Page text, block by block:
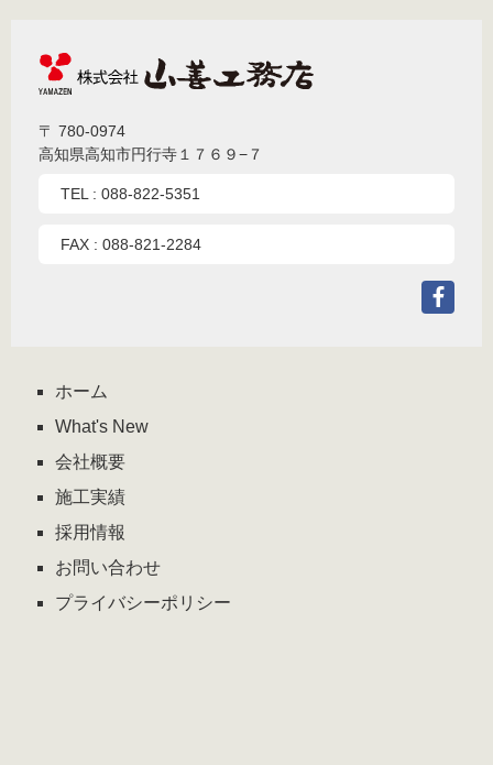
〒 780-0974
高知県高知市円行寺１７６９−７
TEL : 088-822-5351
FAX : 088-821-2284
ホーム
What's New
会社概要
施工実績
採用情報
お問い合わせ
プライバシーポリシー